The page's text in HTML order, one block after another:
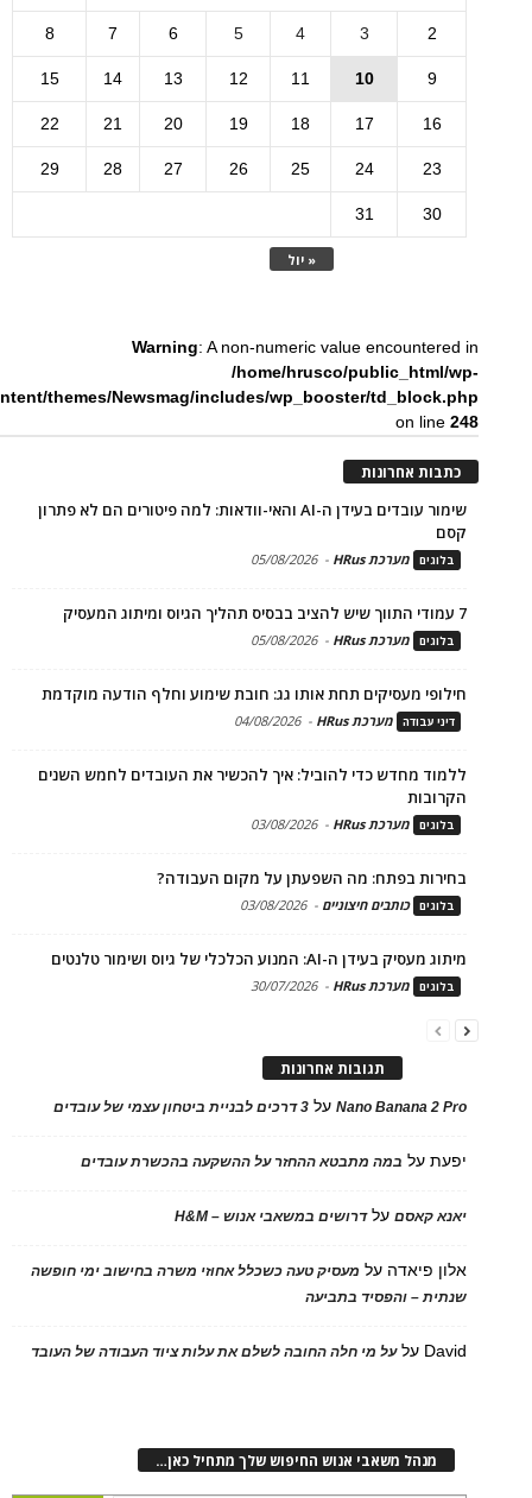
« יול
2
3
4
5
6
7
8
9
10
11
12
13
14
15
16
17
18
19
20
21
22
23
24
25
26
27
28
29
30
31
Warning: A non-numeric value encountered in
/home/hrusco/public_html/wp-
themes/Newsmag/includes/wp_booster/td_block.php
on line248
כתבות אחרונות
שימור עובדים בעידן ה-AI והאי-וודאות: למה פיטורים הם לא פתרון
קסם
בלוגים מערכת HRus -
05/08/2026
7 עמודי התווך שיש להציב בבסיס תהליך הגיוס ומיתוג המעסיק
בלוגים מערכת HRus -
05/08/2026
חילופי מעסיקים תחת אותו גג: חובת שימוע וחלף הודעה מוקדמת
דיני עבודה מערכת HRus -
04/08/2026
ללמוד מחדש כדי להוביל: איך להכשיר את העובדים לחמש השנים
הקרובות
בלוגים מערכת HRus -
03/08/2026
בחירות בפתח: מה השפעתן על מקום העבודה?
בלוגים כותבים חיצוניים -
03/08/2026
מיתוג מעסיק בעידן ה-AI: המנוע הכלכלי של גיוס ושימור טלנטים
בלוגים מערכת HRus -
30/07/2026
תגובות אחרונות
Nano Banana 2 Proעל 3 דרכים לבניית ביטחון עצמי של עובדים
יפעתעל במה מתבטא ההחזר על ההשקעה בהכשרת עובדים
יאנא קאסםעלדרושים במשאבי אנוש – H&M
אלון פיאדה על מעסיק טעה כשכלל אחוזי משרה בחישוב ימי חופשה
שנתית – והפסיד בתביעה
David עלעל מי חלה החובה לשלם את עלות ציוד העבודה של העובד
מנהל משאבי אנוש החיפוש שלך מתחיל כאן…